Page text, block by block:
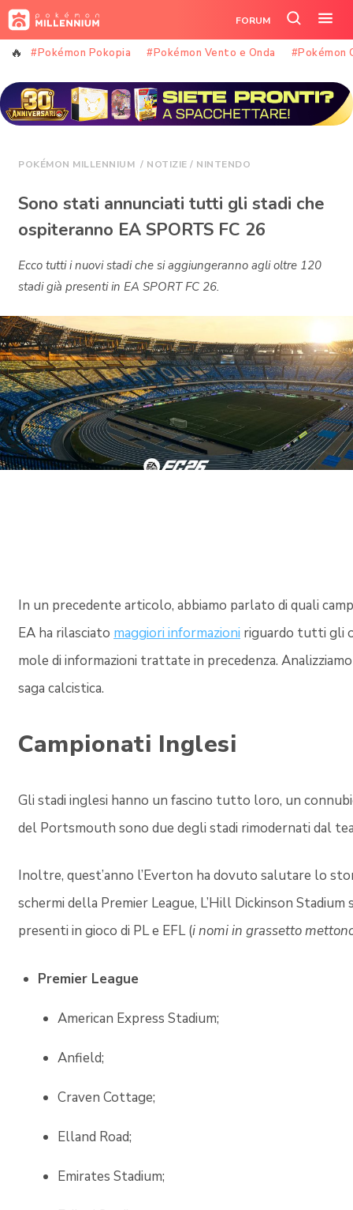
Vai
al
contenuto
FORUM
Cerca
nel il
#Pokémon Pokopia #Pokémon Vento e Onda #Pokémon
POKÉMON MILLENNIUM / NOTIZIE / NINTENDO
Sono stati annunciati tutti gli stadi che
ospiteranno EA SPORTS FC 26
Ecco tutti i nuovi stadi che si aggiungeranno agli oltre 120
stadi già presenti in EA SPORT FC 26.
In un precedente articolo, abbiamo parlato di quali
EA ha rilasciato maggiori informazioni riguardo tutti gli
mole di informazioni trattate in precedenza.
saga calcistica.
Campionati Inglesi
Gli stadi inglesi hanno un fascino tutto loro, un
del Portsmouth sono due degli stadi rimodernati dal
Inoltre, quest’anno l’Everton ha dovuto salutare lo
schermi della Premier League, L’Hill Dickinson
presenti in gioco di PL e EFL (i nomi in grassetto
Premier League
American Express Stadium;
Anfield;
Craven Cottage;
Elland Road;
Emirates Stadium;